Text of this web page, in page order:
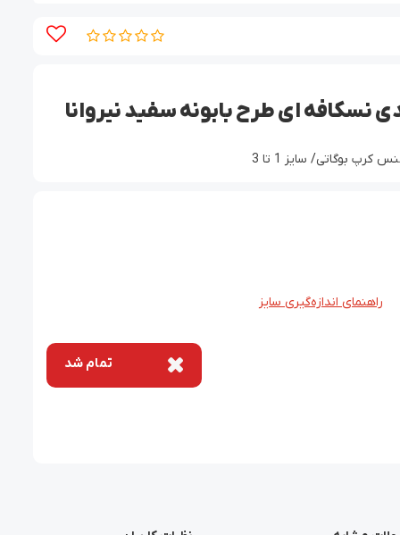
نسکافه ای طرح بابونه سفید نیروانا
بوگاتی/ سایز 1 تا 3
راهنمای اندازه‌گیری سایز
تمام شد